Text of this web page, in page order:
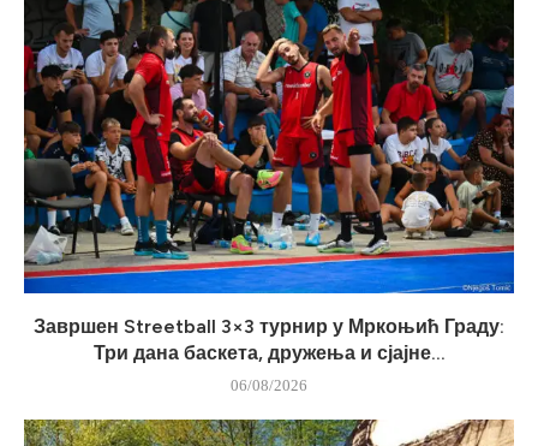
Завршен Streetball 3×3 турнир у Мркоњић Граду:
Три дана баскета, дружења и сјајне...
06/08/2026